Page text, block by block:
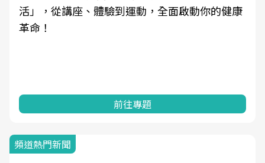
活」，從講座、體驗到運動，全面啟動你的健康
革命！
前往專題
頻道熱門新聞